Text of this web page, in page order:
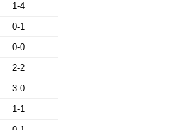
1-4
0-1
0-0
2-2
3-0
1-1